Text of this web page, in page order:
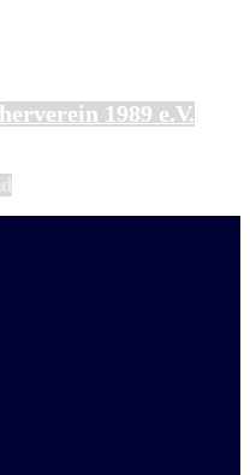
1989 e.V.